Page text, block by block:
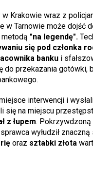
w Krakowie wraz z
w Tarnowie może dojść
"na legendę".
się pod członka
banku i
do przekazania gotówki,
interwencji i
się na miejscu
z łupem. Pokrzywdzoną
wyłudził znaczną
oraz sztabki złota